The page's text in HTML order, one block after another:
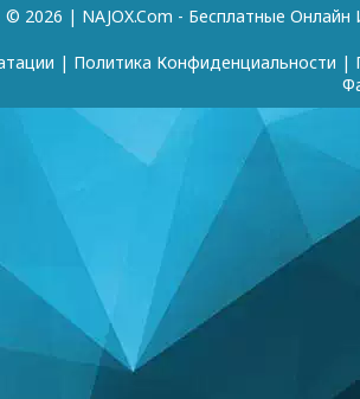
© 2026 | NAJOX.com - Бесплатные Онлайн
| Политика Конфиденциальности |